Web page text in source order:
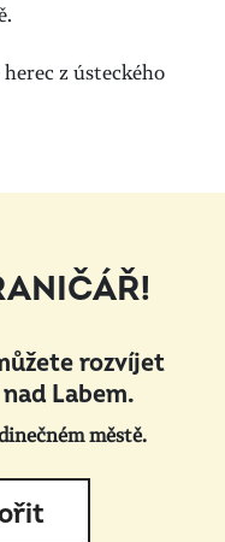
z ústeckého
rozvíjet
Labem.
městě.